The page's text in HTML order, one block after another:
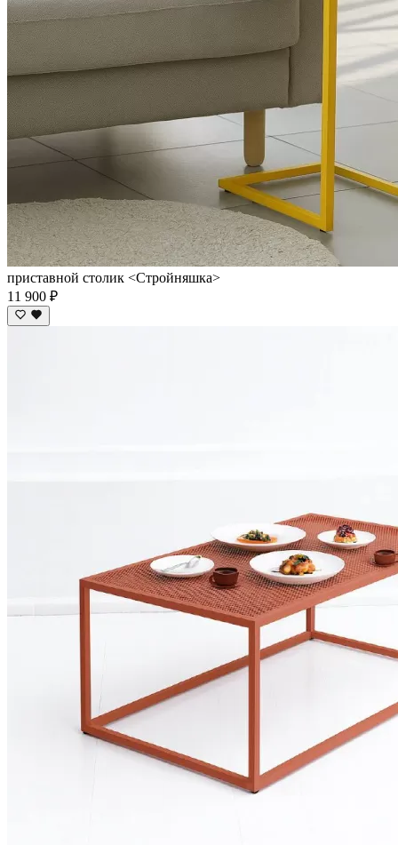
приставной столик <Cтройняшка>
11 900 ₽